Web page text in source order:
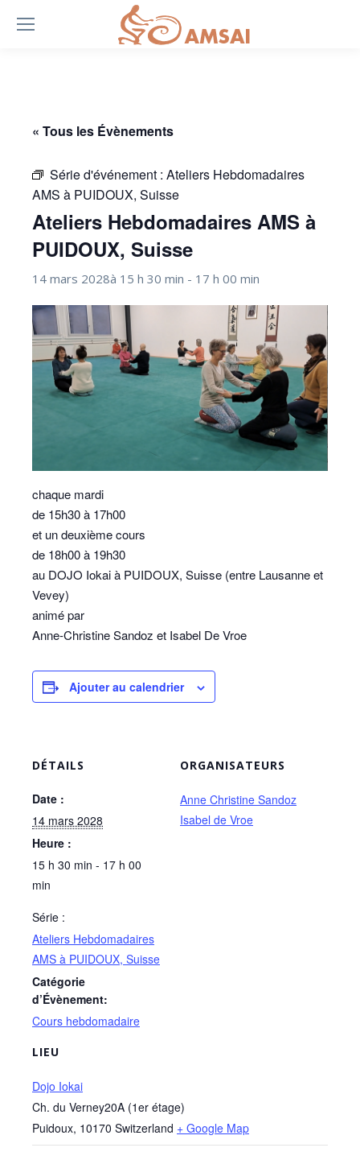
« Tous les Évènements
Série d'événement : Ateliers Hebdomadaires
AMS à PUIDOUX, Suisse
Ateliers Hebdomadaires AMS à
PUIDOUX, Suisse
14 mars 2028à 15 h 30 min - 17 h 00 min
chaque mardi
de 15h30 à 17h00
et un deuxième cours
de 18h00 à 19h30
au DOJO Iokai à PUIDOUX, Suisse (entre Lausanne et
Vevey)
animé par
Anne-Christine Sandoz et Isabel De Vroe
Ajouter au calendrier
DÉTAILS
Date :
14 mars 2028
Heure :
15 h 30 min - 17 h 00
min
Série :
Ateliers Hebdomadaires
AMS à PUIDOUX, Suisse
Catégorie
d’Évènement:
Cours hebdomadaire
LIEU
Dojo Iokai
Ch. du Verney20A (1er étage)
Puidoux, 10170 Switzerland + Google Map
ORGANISATEURS
Anne Christine Sandoz
Isabel de Vroe